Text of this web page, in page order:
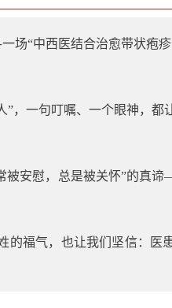
场“中西医结合治愈带状疱
，一句叮嘱、一个眼神，都
被安慰，总是被关怀”的真
福气，也让我们坚信：医